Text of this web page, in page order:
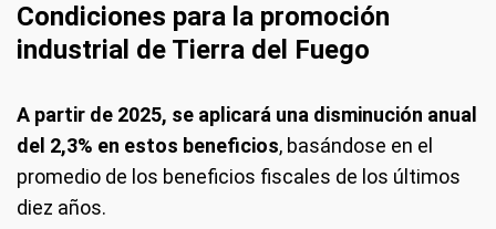
Condiciones para la promoción
industrial de Tierra del Fuego
A partir de 2025, se aplicará una disminución anual
del 2,3% en estos beneficios, basándose en el
promedio de los beneficios fiscales de los últimos
diez años.